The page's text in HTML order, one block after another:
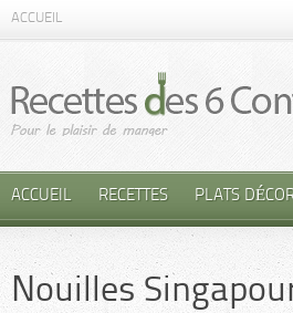
ACCUEIL
ACCUEIL RECETTES PLATS
Nouilles